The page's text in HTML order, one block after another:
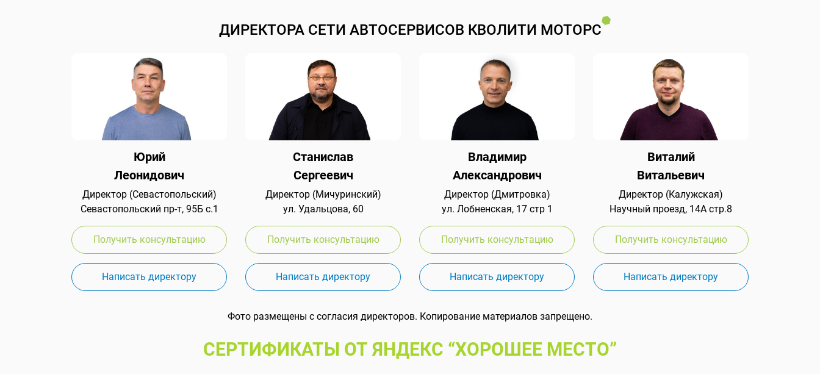
ДИРЕКТОРА СЕТИ АВТОСЕРВИСОВ КВОЛИТИ МОТОРС
Юрий
Леонидович
Директор (Севастопольский)
Севастопольский пр-т, 95Б с.1
Получить консультацию
Написать директору
Станислав
Сергеевич
Директор (Мичуринский)
ул. Удальцова, 60
Получить консультацию
Написать директору
Владимир
Александрович
Директор (Дмитровка)
ул. Лобненская, 17 стр 1
Получить консультацию
Написать директору
Виталий
Витальевич
Директор (Калужская)
Научный проезд, 14А стр.8
Получить консультацию
Написать директору
Фото размещены с согласия директоров. Копирование материалов запрещено.
СЕРТИФИКАТЫ ОТ ЯНДЕКС “ХОРОШЕЕ МЕСТО”